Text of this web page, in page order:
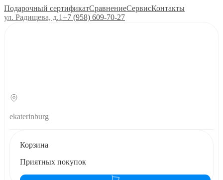
Подарочный сертификатСравнениеСервисКонтакты
ул. Радищева, д.1+7 (958) 609‑70‑27
ekaterinburg
Корзина
Приятных покупок